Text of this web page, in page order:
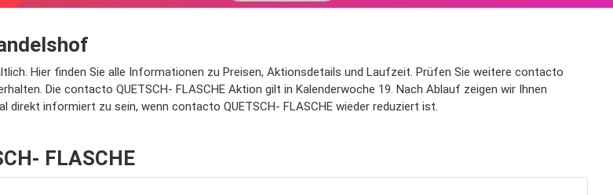
Hier finden Sie alle Informationen zu Preisen, Aktionsdetails und Laufzeit. Prüfen Sie weitere contacto
Die contacto QUETSCH- FLASCHE Aktion gilt in Kalenderwoche 19. Nach Ablauf zeigen wir Ihnen
informiert zu sein, wenn contacto QUETSCH- FLASCHE wieder reduziert ist.
FLASCHE